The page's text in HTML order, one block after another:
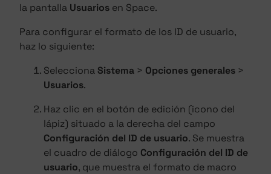
la pantalla Usuarios en Space.
Para configurar el formato de los ID de usuario,
haz lo siguiente:
SeleccionaSistema > Opciones generales >
Usuarios.
Haz clic en el botón de edición (icono del
lápiz) situado a la derecha del campo
Configuración del ID de usuario. Se muestra
el cuadro de diálogo Configuración del ID de
usuario, que muestra el formato de macro